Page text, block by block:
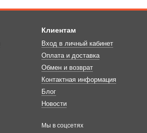
Клиентам
Вход в личный кабинет
Оплата и доставка
Обмен и возврат
Контактная информация
Блог
Новости
Мы в соцсетях